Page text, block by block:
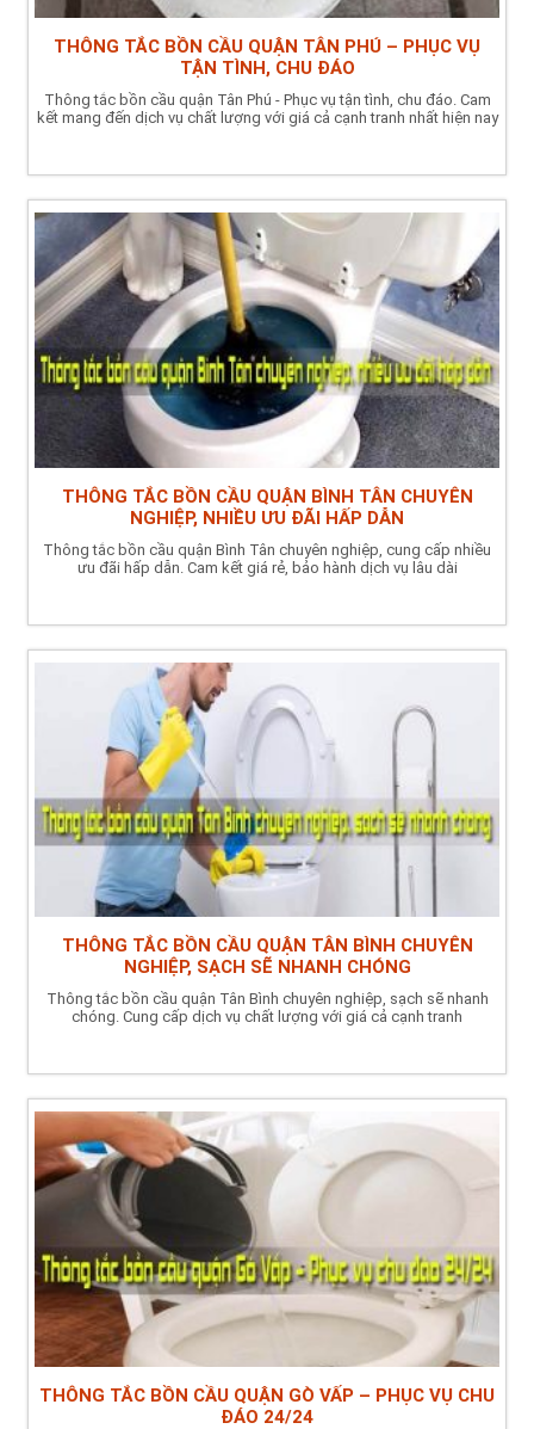
THÔNG TẮC BỒN CẦU QUẬN TÂN PHÚ – PHỤC VỤ
TẬN TÌNH, CHU ĐÁO
Thông tắc bồn cầu quận Tân Phú - Phục vụ tận tình, chu đáo. Cam
kết mang đến dịch vụ chất lượng với giá cả cạnh tranh nhất hiện nay
THÔNG TẮC BỒN CẦU QUẬN BÌNH TÂN CHUYÊN
NGHIỆP, NHIỀU ƯU ĐÃI HẤP DẪN
Thông tắc bồn cầu quận Bình Tân chuyên nghiệp, cung cấp nhiều
ưu đãi hấp dẫn. Cam kết giá rẻ, bảo hành dịch vụ lâu dài
THÔNG TẮC BỒN CẦU QUẬN TÂN BÌNH CHUYÊN
NGHIỆP, SẠCH SẼ NHANH CHÓNG
Thông tắc bồn cầu quận Tân Bình chuyên nghiệp, sạch sẽ nhanh
chóng. Cung cấp dịch vụ chất lượng với giá cả cạnh tranh
THÔNG TẮC BỒN CẦU QUẬN GÒ VẤP – PHỤC VỤ CHU
ĐÁO 24/24